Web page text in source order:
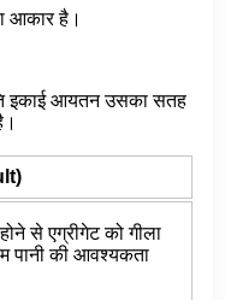
आकार है।
इकाई आयतन उसका सतह
से एग्रीगेट को गीला
पानी की आवश्यकता